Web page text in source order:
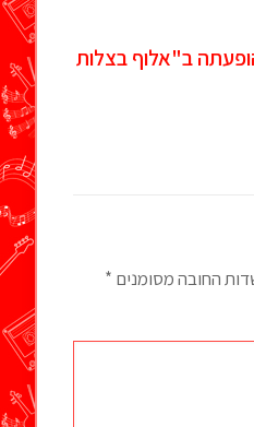
ב"אלוף בצלות
החובה מסומנים *